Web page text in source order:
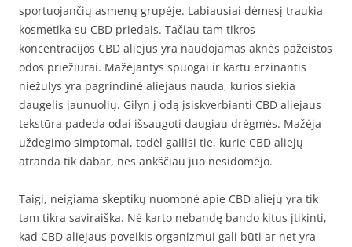
sportuojančių asmenų grupėje. Labiausiai dėmesį traukia
kosmetika su CBD priedais. Tačiau tam tikros
koncentracijos CBD aliejus yra naudojamas aknės pažeistos
odos priežiūrai. Mažėjantys spuogai ir kartu erzinantis
niežulys yra pagrindinė aliejaus nauda, kurios siekia
daugelis jaunuolių. Gilyn į odą įsiskverbianti CBD aliejaus
tekstūra padeda odai išsaugoti daugiau drėgmės. Mažėja
uždegimo simptomai, todėl gailisi tie, kurie CBD aliejų
atranda tik dabar, nes ankščiau juo nesidomėjo.
Taigi, neigiama skeptikų nuomonė apie CBD aliejų yra tik
tam tikra saviraiška. Nė karto nebandę bando kitus įtikinti,
kad CBD aliejaus poveikis organizmui gali būti ar net yra